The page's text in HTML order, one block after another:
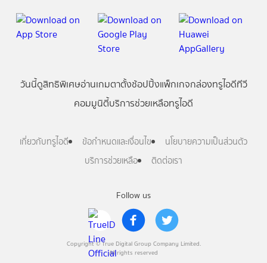
Follow us
Copyright © True Digital Group Company Limited.
All rights reserved
วันนี้ดูสิทธิพิเศษอ่านเกมตาตั้งช้อปปิ้งแพ็กเกจกล่องทรูไอดีทีวี
คอมมูนิตี้บริการช่วยเหลือทรูไอดี
เกี่ยวกับทรูไอดี ข้อกำหนดและเงื่อนไข
นโยบายความเป็นส่วนตัว
บริการช่วยเหลือ
ติดต่อเรา